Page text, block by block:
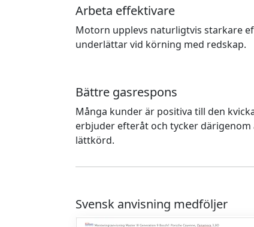
Arbeta effektivare
Motorn upplevs naturligtvis starkare
underlättar vid körning med redskap.
Bättre gasrespons
Många kunder är positiva till den
erbjuder efteråt och tycker
lättkörd.
Svensk anvisning medföljer